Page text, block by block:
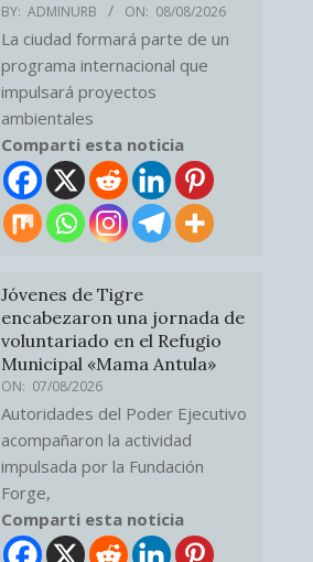
BY: ADMINURB ON: 08/08/2026
La ciudad formará parte de un
programa internacional que
impulsará proyectos
ambientales
Comparti esta noticia
Jóvenes de Tigre
encabezaron una jornada de
voluntariado en el Refugio
Municipal «Mama Antula»
ON: 07/08/2026
Autoridades del Poder Ejecutivo
acompañaron la actividad
impulsada por la Fundación
Forge,
Comparti esta noticia